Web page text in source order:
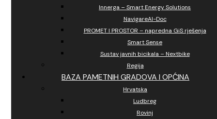
Innerga – Smart Energy Solutions
NavigareAI-Doc
PROMET I PROSTOR – napredna GiS rješenja
Smart Sense
Sustav javnih bicikala – Nextbike
Regija
BAZA PAMETNIH GRADOVA I OPĆINA
Hrvatska
Ludbreg
Rovinj